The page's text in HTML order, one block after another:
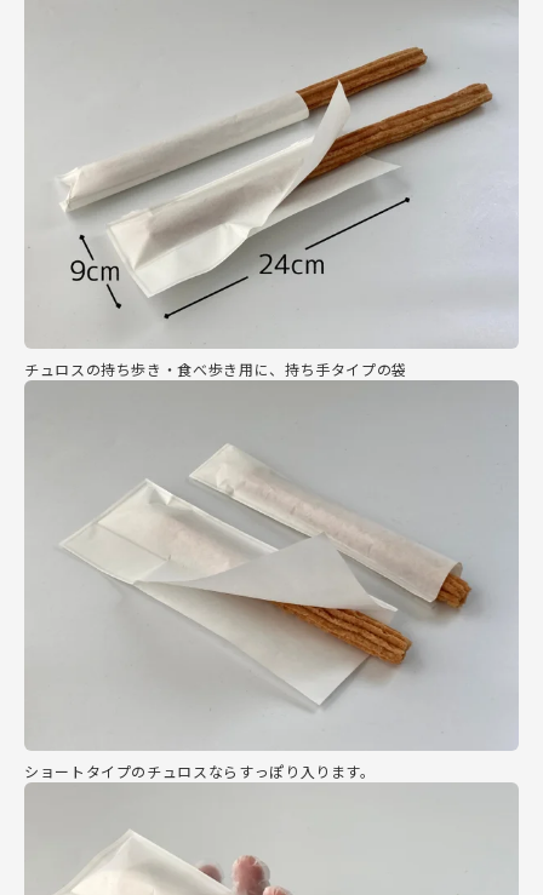
チュロスの持ち歩き・食べ歩き用に、持ち手タイプの袋
ショートタイプのチュロスならすっぽり入ります。